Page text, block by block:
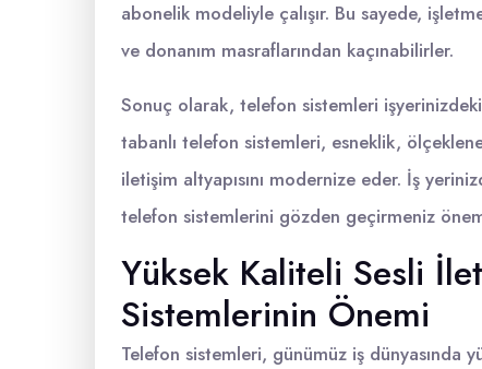
abonelik modeliyle çalışır. Bu sayede,
ve donanım masraflarından kaçınabilirler.
Sonuç olarak, telefon sistemleri
tabanlı telefon sistemleri, esneklik,
iletişim altyapısını modernize eder. İş
telefon sistemlerini gözden geçirmeniz
Yüksek Kaliteli Sesli
Sistemlerinin Önemi
Telefon sistemleri, günümüz iş dünyasında